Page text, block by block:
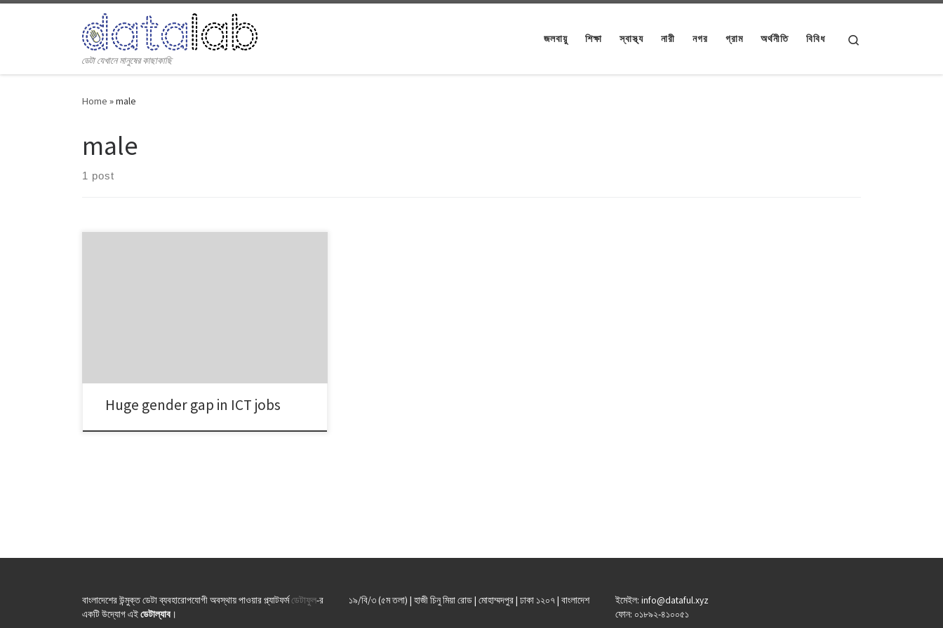
ডেটা যেখানে মানুষের কাছাকাছি
জলবায়ু শিক্ষা স্বাস্থ্য নারী নগর গ্রাম অর্থনীতি বিবিধ
Home »male
male
1 post
Huge gender gap in ICT jobs
বাংলাদেশের উন্মুক্ত ডেটা ব্যবহারোপযোগী অবস্থায় পাওয়ার প্ল্যাটফর্মডেটাফুল-র
একটি উদ্যোগ এইডেটাল্যাব ।
১৯/বি/৩ (৫ম তলা) | হাজী চিনু মিয়া রোড | মোহাম্মদপুর | ঢাকা ১২০৭ | বাংলাদেশ
ইমেইল: info@dataful.xyz
ফোন: ০১৮৯২-৪১০০৫১